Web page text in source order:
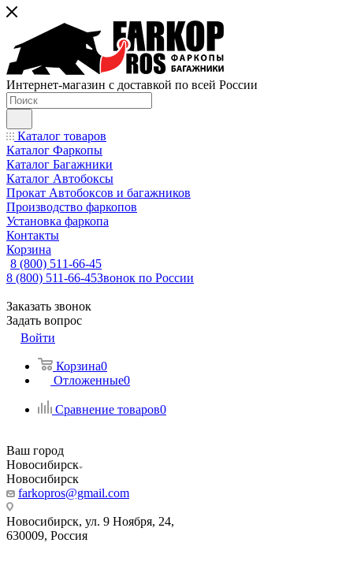
Интернет-магазин с доставкой по всей России
Каталог товаров
Каталог Фаркопы
Каталог Багажники
Каталог Автобоксы
Прокат Автобоксов и багажников
Производство фаркопов
Установка фаркопа
Контакты
Корзина
8 (800) 511-66-45
8 (800) 511-66-45Звонок по России
Заказать звонок
Задать вопрос
Войти
Корзина0
Отложенные0
Сравнение товаров0
Ваш город
Новосибирск
Новосибирск
farkopros@gmail.com
Новосибирск, ул. 9 Ноября, 24,
630009, Россия